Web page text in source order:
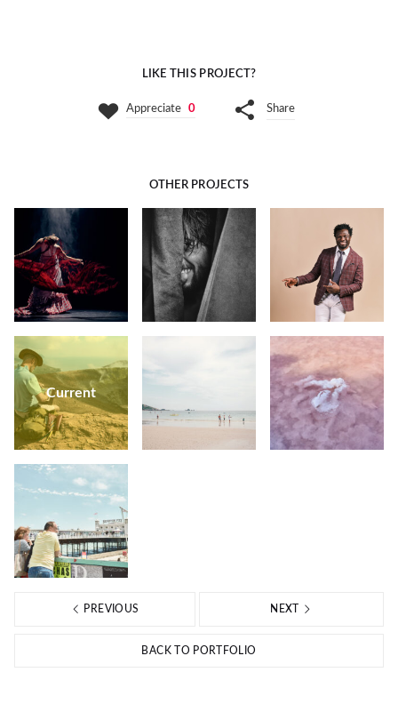
LIKE THIS PROJECT?
Appreciate 0 Share
OTHER PROJECTS
Current
PREVIOUS NEXT
BACK TO PORTFOLIO